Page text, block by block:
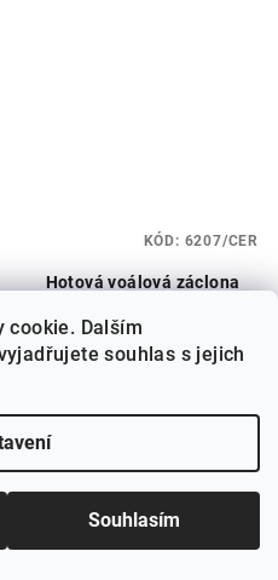
cookie. Dalším
souhlas s jejich
Souhlasím
Hotová voálová záclona
barvy
350 Kč
Skladem(3 ks)
je
z
5
Nádherná novinka v naši
nabídce, krásná Blanka
KÓD: 6207/CER